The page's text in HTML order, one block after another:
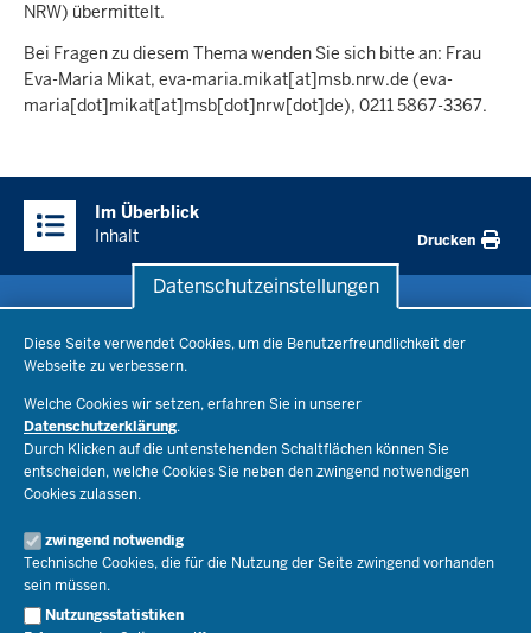
Datenschutzeinstellungen
Diese Seite verwendet Cookies, um die Benutzerfreundlichkeit der
Webseite zu verbessern.
Welche Cookies wir setzen, erfahren Sie in unserer
Datenschutzerklärung.
Durch Klicken auf die untenstehenden Schaltflächen können Sie
entscheiden, welche Cookies Sie neben den zwingend notwendigen
Cookies zulassen.
zwingend notwendig
Technische Cookies, die für die Nutzung der Seite zwingend vorhanden
sein müssen.
Nutzungsstatistiken
NRW) übermittelt.
Bei Fragen zu diesem Thema wenden Sie sich bitte an: Frau
Eva-Maria Mikat, eva-maria.mikat[at]msb.nrw.de (eva-
maria[dot]mikat[at]msb[dot]nrw[dot]de), 0211 5867-3367.
Inhalte
Im Überblick
Inhalt
Drucken
Bildungsthemen
Lehrkräfte
Recht
Schulleben
Ministerium
Ministerin Dorothee Feller
Staatssekretär Dr. Urban Mauer
Open Government
Bibliothek
Veranstaltungen
Geschäftsbereich
Presse
Pressefotos
Social Media
Pressekontakt
Service
Schule(n) suchen
Kontakt